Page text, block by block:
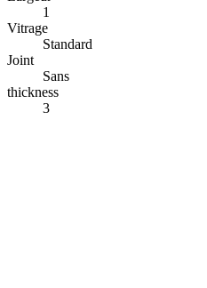
1
Vitrage
Standard
Joint
Sans
thickness
3